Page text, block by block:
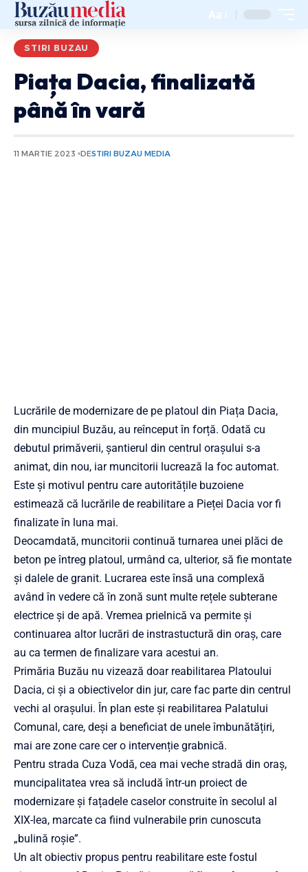
Aa
STIRI BUZAU
Piața Dacia, finalizată
până în vară
11 MARTIE 2023 DESTIRI BUZAU MEDIA
Lucrările de modernizare de pe platoul din Piața Dacia,
din muncipiul Buzău, au reînceput în forță. Odată cu
debutul primăverii, șantierul din centrul orașului s-a
animat, din nou, iar muncitorii lucrează la foc automat.
Este și motivul pentru care autoritățile buzoiene
estimează că lucrările de reabilitare a Pieței Dacia vor fi
finalizate în luna mai.
Deocamdată, muncitorii continuă turnarea unei plăci de
beton pe întreg platoul, urmând ca, ulterior, să fie montate
și dalele de granit. Lucrarea este însă una complexă
având în vedere că în zonă sunt multe rețele subterane
electrice și de apă. Vremea prielnică va permite și
continuarea altor lucrări de instrastuctură din oraș, care
au ca termen de finalizare vara acestui an.
Primăria Buzău nu vizează doar reabilitarea Platoului
Dacia, ci și a obiectivelor din jur, care fac parte din centrul
vechi al orașului. În plan este și reabilitarea Palatului
Comunal, care, deși a beneficiat de unele îmbunătățiri,
mai are zone care cer o intervenție grabnică.
Pentru strada Cuza Vodă, cea mai veche stradă din oraș,
muncipalitatea vrea să includă într-un proiect de
modernizare și fațadele caselor construite în secolul al
XIX-lea, marcate ca fiind vulnerabile prin cunoscuta
„bulină roșie”.
Un alt obiectiv propus pentru reabilitare este fostul